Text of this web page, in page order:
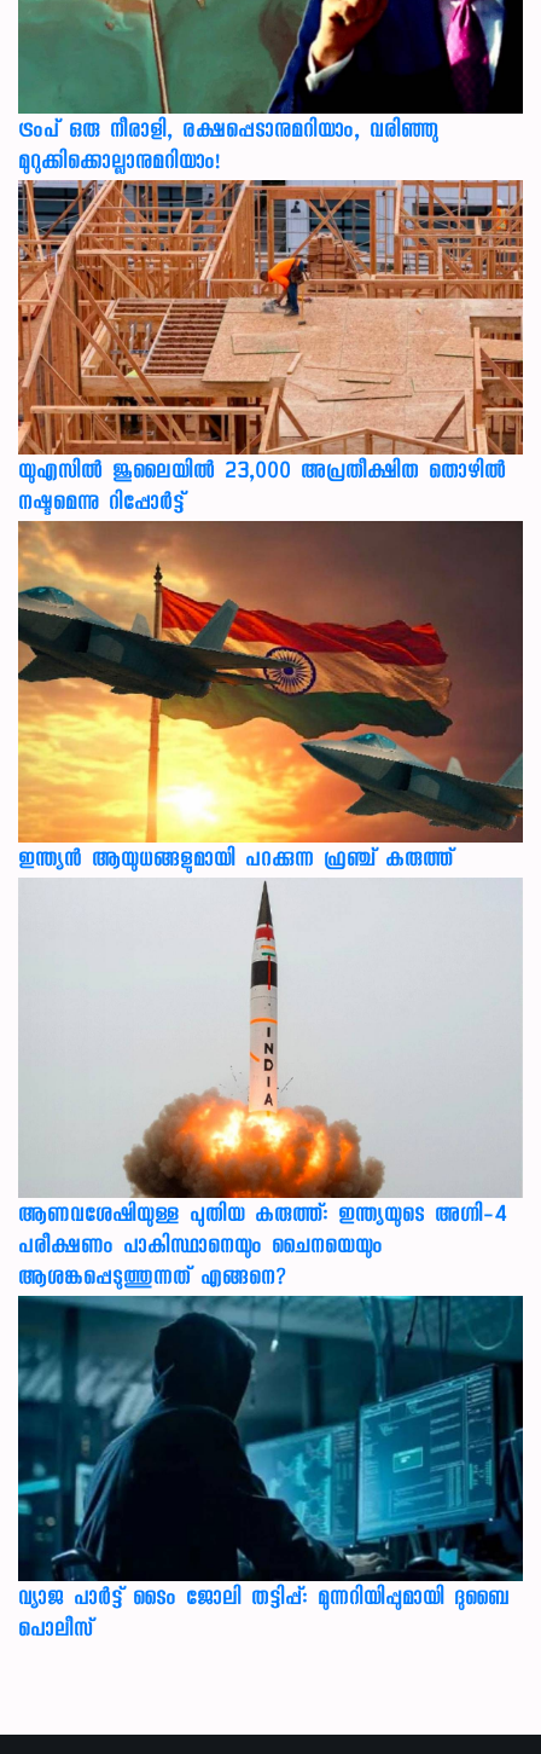
ട്രംപ് ഒരു നീരാളി, രക്ഷപ്പെടാനുമറിയാം, വരിഞ്ഞു
മുറുക്കിക്കൊല്ലാനുമറിയാം!
യുഎസില്‍ ജൂലൈയില്‍ 23,000 അപ്രതീക്ഷിത തൊഴില്‍
നഷ്ടമെന്നു റിപ്പോര്‍ട്ട്
ഇന്ത്യൻ ആയുധങ്ങളുമായി പറക്കുന്ന ഫ്രഞ്ച് കരുത്ത്
ആണവശേഷിയുള്ള പുതിയ കരുത്ത്: ഇന്ത്യയുടെ അഗ്നി-4
പരീക്ഷണം പാകിസ്ഥാനെയും ചൈനയെയും
ആശങ്കപ്പെടുത്തുന്നത് എങ്ങനെ?
വ്യാജ പാർട്ട് ടൈം ജോലി തട്ടിപ്പ്: മുന്നറിയിപ്പുമായി ദുബൈ
പൊലീസ്